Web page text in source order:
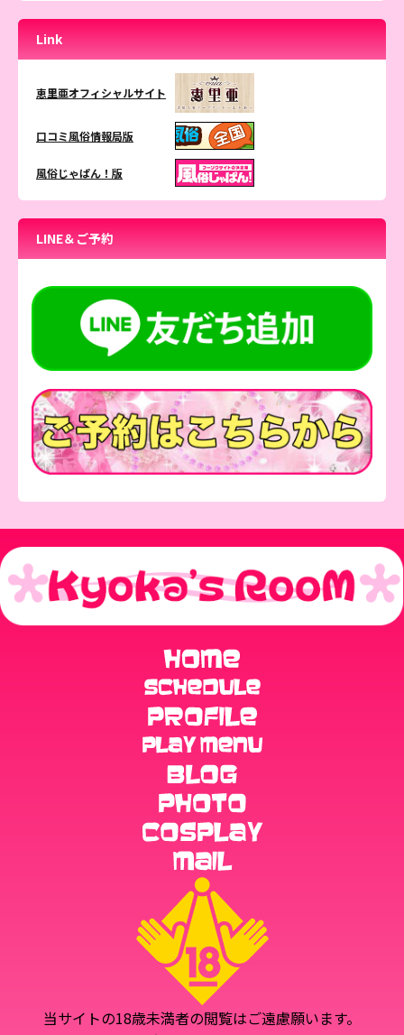
Link
恵里亜オフィシャルサイト
口コミ風俗情報局版
風俗じゃぱん！版
LINE＆ご予約
当サイトの18歳未満者の閲覧はご遠慮願います。